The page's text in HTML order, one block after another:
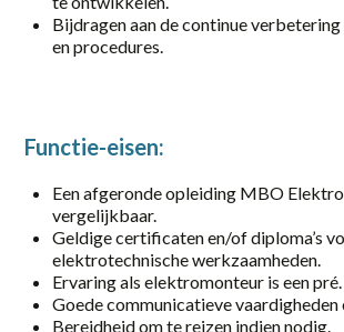
Bijdragen aan de continue verbetering
en procedures.
Functie-eisen:
Een afgeronde opleiding MBO
vergelijkbaar.
Geldige certificaten en/of diploma’s
elektrotechnische werkzaamheden.
Ervaring als elektromonteur is een pré.
Goede communicatieve
Bereidheid om te reizen indien nodig.
Elst
Putten
Rotterdam
Scherpenzeel